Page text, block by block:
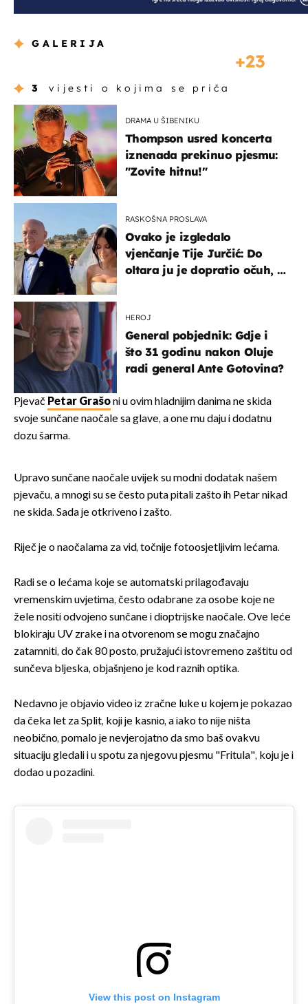
GALERIJA
23
3 vijesti o kojima se priča
DRAMA U ŠIBENIKU
Thompson usred koncerta
iznenada prekinuo pjesmu:
"Zovite hitnu!"
RASKOŠNA PROSLAVA
Ovako je izgledalo
vjenčanje Tije Jurčić: Do
oltara ju je dopratio očuh, a
HEROJ
General pobjednik: Gdje i
što 31 godinu nakon Oluje
radi general Ante Gotovina?
Pjevač Petar Grašoni u ovim hladnijim danima ne skida
svoje sunčane naočale sa glave, a one mu daju i dodatnu
dozu šarma.
Upravo sunčane naočale uvijek su modni dodatak našem
pjevaču, a mnogi su se često puta pitali zašto ih Petar nikad
ne skida. Sada je otkriveno i zašto.
Riječ je o naočalama za vid, točnije fotoosjetljivim lećama.
Radi se o lećama koje se automatski prilagođavaju
vremenskim uvjetima, često odabrane za osobe koje ne
žele nositi odvojeno sunčane i dioptrijske naočale. Ove leće
blokiraju UV zrake i na otvorenom se mogu značajno
zatamniti, do čak 80 posto, pružajući istovremeno zaštitu od
sunčeva bljeska, objašnjeno je kod raznih optika.
Nedavno je objavio video iz zračne luke u kojem je pokazao
da čeka let za Split, koji je kasnio, a iako to nije ništa
neobično, pomalo je nevjerojatno da smo baš ovakvu
situaciju gledali i u spotu za njegovu pjesmu "Fritula", koju je i
dodao u pozadini.
View this post on Instagram